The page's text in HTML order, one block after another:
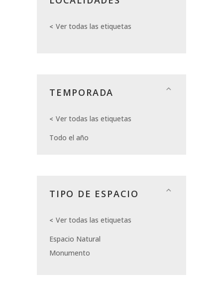
Ver todas las etiquetas
TEMPORADA
Ver todas las etiquetas
Todo el año
TIPO DE ESPACIO
Ver todas las etiquetas
Espacio Natural
Monumento